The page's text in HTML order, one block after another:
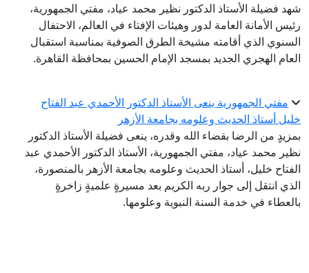
شهد فضيلة الأستاذ الدكتور نظير محمد عياد، مفتي الجمهورية،
رئيس الأمانة العامة لدور وهيئات الإفتاء في العالم، الاحتفال
السنوي الذي أقامته مشيخة الطرق الصوفية بمناسبة استقبال
العام الهجري الجديد بمسجد الإمام الحسين بمحافظة القاهرة.
مفتي الجمهورية ينعى الأستاذ الدكتور الأحمدي عبد الفتاح
خليل أستاذ الحديث وعلومه بجامعة الأزهر
بمزيدٍ من الرضا بقضاء الله وقدره، ينعى فضيلة الأستاذ الدكتور
نظير محمد عياد، مفتي الجمهورية، الأستاذ الدكتور الأحمدي عبد
الفتاح خليل، أستاذ الحديث وعلومه بجامعة الأزهر بالمنصورة،
الذي انتقل إلى جوار ربه الكريم بعد مسيرةٍ علميةٍ زاخرةٍ
بالعطاء في خدمة السنة النبوية وعلومها.